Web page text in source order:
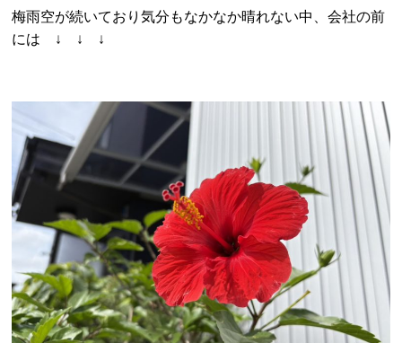
梅雨空が続いており気分もなかなか晴れない中、会社の前
には ↓ ↓ ↓